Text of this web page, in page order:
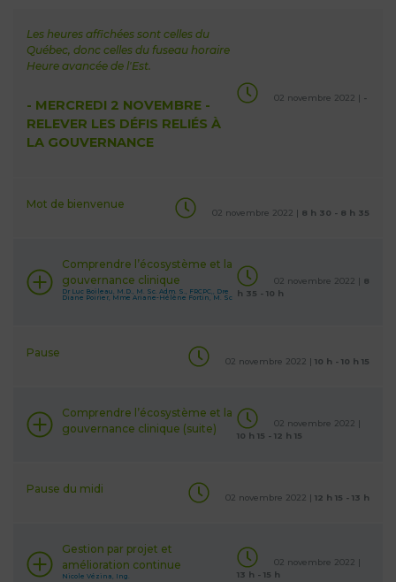
Les heures affichées sont celles du
Québec, donc celles du fuseau horaire
Heure avancée de l'Est.
- MERCREDI 2 NOVEMBRE -
RELEVER LES DÉFIS RELIÉS À
LA GOUVERNANCE
02 novembre 2022 | -
Mot de bienvenue
02 novembre 2022 | 8 h 30 - 8 h 35
Comprendre l’écosystème et la
gouvernance clinique
Dr Luc Boileau, M.D., M. Sc. Adm. S., FRCPC,, Dre
Diane Poirier, Mme Ariane-Hélène Fortin, M. Sc
02 novembre 2022 | 8
h 35 - 10 h
Pause
02 novembre 2022 | 10 h - 10 h 15
Comprendre l’écosystème et la
gouvernance clinique (suite)
02 novembre 2022 |
10 h 15 - 12 h 15
Pause du midi
02 novembre 2022 | 12 h 15 - 13 h
Gestion par projet et
amélioration continue
Nicole Vézina, Ing.
02 novembre 2022 |
13 h - 15 h